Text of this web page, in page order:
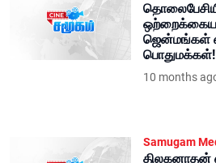
ஜென்மங்கள்
பொதுமக்கள்!
10 months
Samugam
திலகனாதன்